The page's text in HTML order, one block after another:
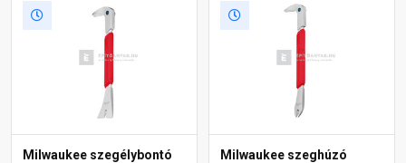
Milwaukee szegélybontó
Milwaukee szeghúzó